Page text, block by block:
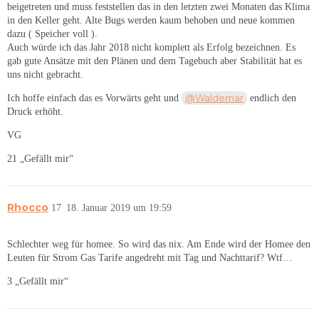
beigetreten und muss feststellen das in den letzten zwei Monaten das Klima
in den Keller geht. Alte Bugs werden kaum behoben und neue kommen
dazu ( Speicher voll ).
Auch würde ich das Jahr 2018 nicht komplett als Erfolg bezeichnen. Es
gab gute Ansätze mit den Plänen und dem Tagebuch aber Stabilität hat es
uns nicht gebracht.
Ich hoffe einfach das es Vorwärts geht und @Waldemar endlich den
Druck erhöht.
VG
21 „Gefällt mir“
Rhocco 18. Januar 2019 um 19:59
17
Schlechter weg für homee. So wird das nix. Am Ende wird der Homee den
Leuten für Strom Gas Tarife angedreht mit Tag und Nachttarif? Wtf…
3 „Gefällt mir“